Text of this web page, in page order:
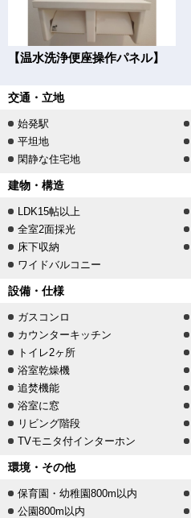
【温水洗浄便座操作パネル】
交通・立地
始発駅
平坦地
閑静な住宅地
建物・構造
LDK15帖以上
全室2面採光
床下収納
ワイドバルコニー
設備・仕様
ガスコンロ
カウンターキッチン
トイレ2ヶ所
浴室乾燥機
追焚機能
浴室に窓
リビング階段
TVモニタ付インターホン
環境・その他
保育園・幼稚園800m以内
公園800m以内